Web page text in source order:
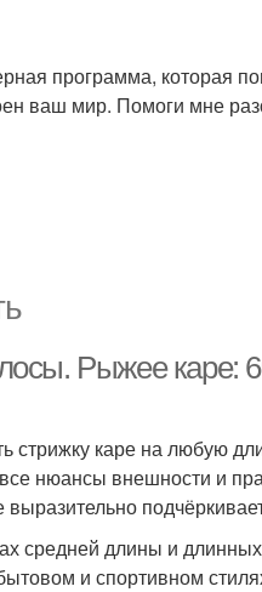
программа, которая
ваш мир. Помоги мне
Рыжее каре:
стрижку каре на любую
нюансы внешности и
средней длины и
и спортивном